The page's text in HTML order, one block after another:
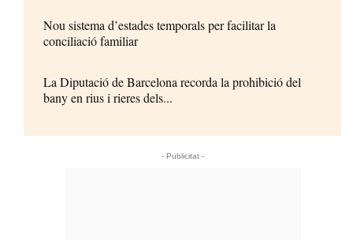
Nou sistema d’estades temporals per facilitar la
conciliació familiar
La Diputació de Barcelona recorda la prohibició del
bany en rius i rieres dels...
- Publicitat -